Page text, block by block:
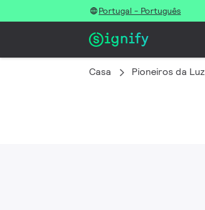
Portugal - Português
Casa Pioneiros da Luz